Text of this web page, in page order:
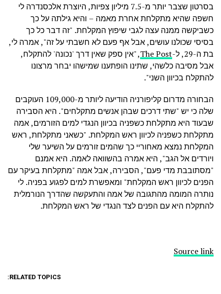
בסרטון שצבר יותר מ-7.5 מיליון צפיות, היוצרת אלכסנדרה לי
חשפה שהיא מתקלחת אחרת מאמה – והיא גילתה על כך
כשביקשה ממנה עצה לגבי שיפוץ המקלחת. "זה דבר כל כך
בסיסי שכולנו עושים, אבל אף פעם לא חשבתי על זה", אמרה לי,
בת ה-29, ל-
The Post, "אין ספק שאין דרך 'נכונה' להתקלח,
אבל מסיבה כלשהי, שתינו הופתענו שמישהו יבחר מרצונו
להתקלח בכיוון השני".
הבחורה מדרום קליפורניה הודיעה ליותר מ-109,000 העוקבים
שלה כי יש "שתי דרכים שבהן אנשים מתקלחים". היא הסבירה
שבעוד היא מתקלחת כשפניה בכיוון הנגדי למים הזורמים, אמה
מתקלחת כשפניה לכיוון ראש המקלחת. "כשאני מתקלחת, ראש
המקלחת נמצא מאחוריי כך שהמים זורמים על השיער שלי
ויורדים אל הגב", היא אמרה בהשוואה לאמה. היא אמנם
"מסתובבת מדי פעם", הסבירה, אבל אמה "מתקלחת בעיקר עם
הפנים לכיוון ראש המקלחת" ומאפשרת למים לפגוע בפניה. לי
נותרה המומה מהתגובה של אמה והתעקשה שהדרך הנורמלית
להתקלח היא עם הפנים לצד הנגדי של ראש המקלחת.
Source link
RELATED TOPICS: